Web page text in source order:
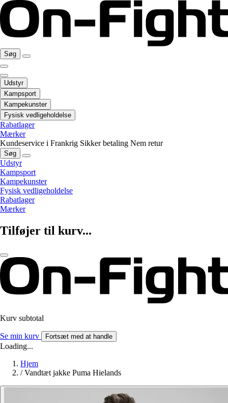
Søg
Udstyr
Kampsport
Kampekunster
Fysisk vedligeholdelse
Rabatlager
Mærker
Kundeservice i Frankrig Sikker betaling Nem retur
Søg
Udstyr
Kampsport
Kampekunster
Fysisk vedligeholdelse
Rabatlager
Mærker
Tilføjer til kurv...
Kurv subtotal
Se min kurv Fortsæt med at handle
Loading...
Hjem
/ Vandtæt jakke Puma Hielands